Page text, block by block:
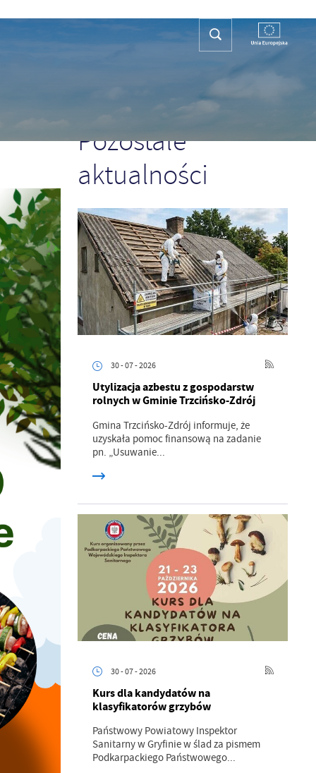
PLAN OGÓLNY
Pozostałe
aktualności
30 - 07 - 2026
Utylizacja azbestu z gospodarstw
rolnych w Gminie Trzcińsko-Zdrój
Gmina Trzcińsko-Zdrój informuje, że
uzyskała pomoc finansową na zadanie
pn. „Usuwanie...
30 - 07 - 2026
Kurs dla kandydatów na
klasyfikatorów grzybów
Państwowy Powiatowy Inspektor
Sanitarny w Gryfinie w ślad za pismem
Podkarpackiego Państwowego...